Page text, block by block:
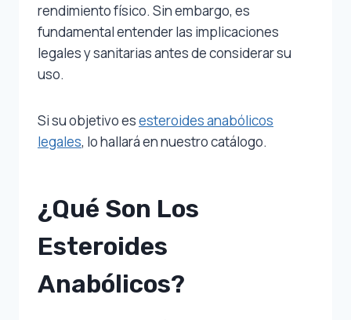
rendimiento físico. Sin embargo, es
fundamental entender las implicaciones
legales y sanitarias antes de considerar su
uso.
Si su objetivo esesteroides anabólicos
legales, lo hallará en nuestro catálogo.
¿Qué Son Los
Esteroides
Anabólicos?